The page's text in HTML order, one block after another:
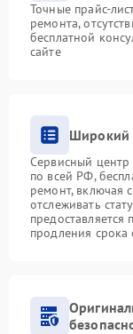
Точные прайс-
ремонта,
бесплатной
сайте
Широкий
Сервисный центр
по всей РФ,
ремонт, включая
отслеживать
продления срока